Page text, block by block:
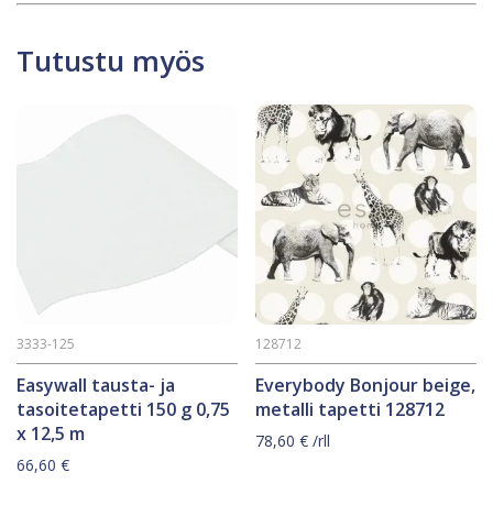
Tutustu myös
Easywall tausta- ja
tasoitetapetti 150 g 0,75
x 12,5 m
3333-125
66,60 €
Everybody Bonjour beige,
metalli tapetti 128712
128712
78,60€ /rll